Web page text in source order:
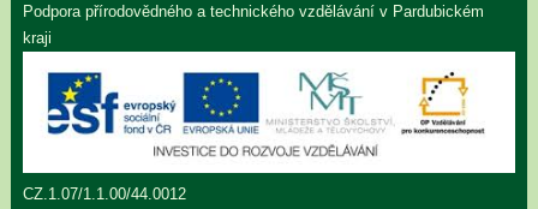
Podpora přírodovědného a technického vzdělávání v Pardubickém
kraji
CZ.1.07/1.1.00/44.0012